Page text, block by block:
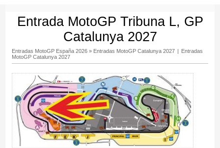
Entrada MotoGP Tribuna L, GP
Catalunya 2027
Entradas MotoGP España 2026» Entradas MotoGP Catalunya 2027 | Entradas
MotoGP Catalunya 2027